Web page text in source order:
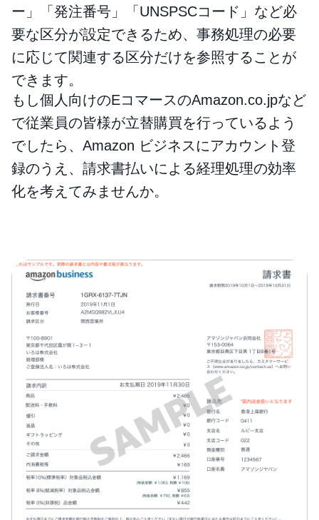
ー」「発注番号」「UNSPSCコード」など必
要な区分が設定できるため、事務処理の必要
に応じて関連する区分だけを参照することが
できます。
もし個人向けのEコマースのAmazon.co.jpなど
で従業員の皆様が立替購買を行っているよう
でしたら、Amazon ビジネスにアカウント登
録のうえ、請求書払いによる経理処理の効率
化を考えてみませんか。